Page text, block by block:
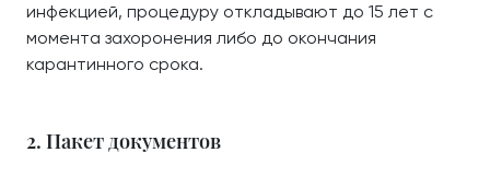
инфекцией, процедуру откладывают до 15 лет с
момента захоронения либо до окончания
карантинного срока.
2. Пакет документов